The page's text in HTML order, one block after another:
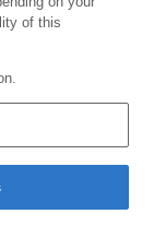
TP1001367651
for anterior à Ver.
of this